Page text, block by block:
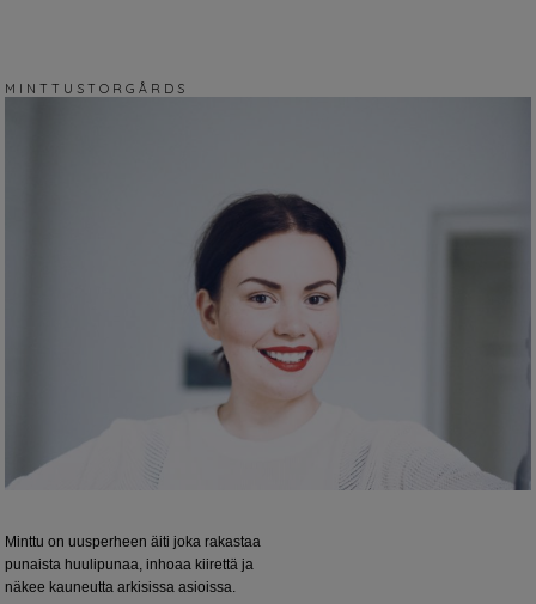
M I N T T U S T O R G Å R D S
Minttu on uusperheen äiti joka rakastaa
punaista huulipunaa, inhoaa kiirettä ja
näkee kauneutta arkisissa asioissa.